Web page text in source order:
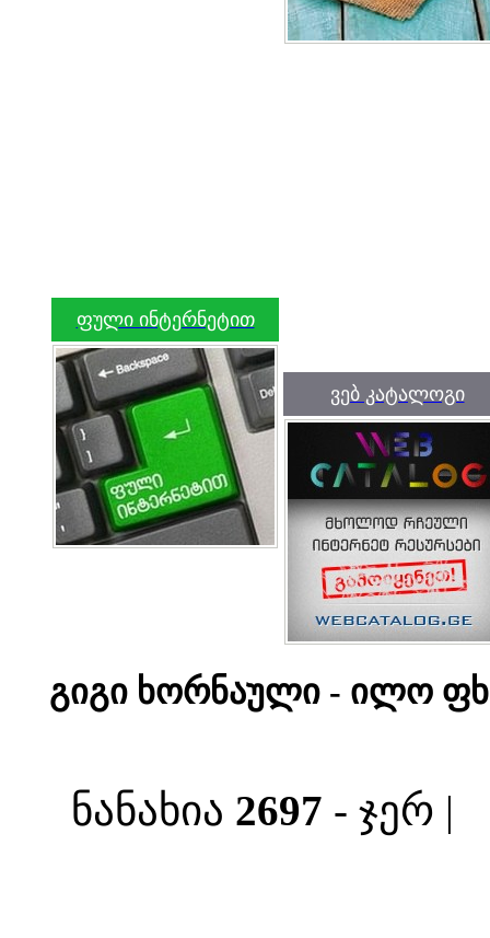
ფული ინტერნეტით
ვებ კატალოგი
გიგი ხორნაული - ილო
ნანახია 2697 - ჯერ |